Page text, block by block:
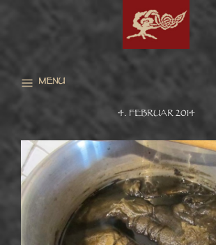
MENU
4. FEBRUAR 2014